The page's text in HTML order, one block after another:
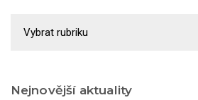
Nejnovější aktuality